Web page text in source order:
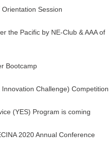
Session
the Pacific by NE-Club & AAA of
Bootcamp
Challenge) Competition
(YES) Program is coming
2020 Annual Conference